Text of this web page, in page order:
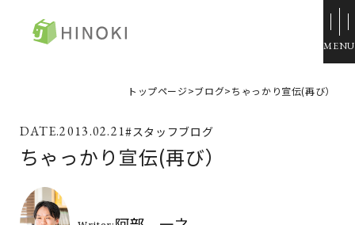
資料請求
施工例
トップページ>ブログ>ちゃっかり宣伝(再び）
2013.02.21#スタッフブログ
ちゃっかり宣伝(再び）